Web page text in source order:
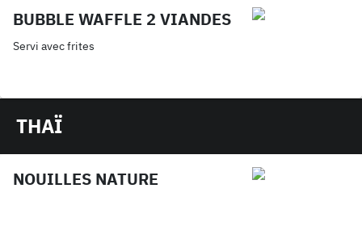
BUBBLE WAFFLE 2 VIANDES
Servi avec frites
THAÏ
NOUILLES NATURE